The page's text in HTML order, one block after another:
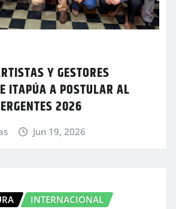
Y GESTORES
ITAPÚA A POSTULAR AL
2026
Jun 19, 2026
INTERNACIONAL